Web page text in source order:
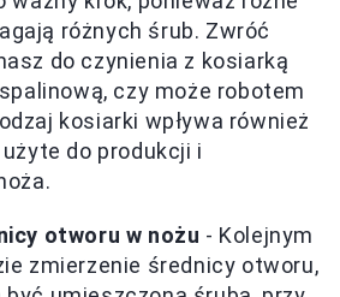
różnych śrub. Zwróć
do czynienia z kosiarką
czy może robotem
kosiarki wpływa również
do produkcji i
otworu w nożu - Kolejnym
zmierzenie średnicy otworu,